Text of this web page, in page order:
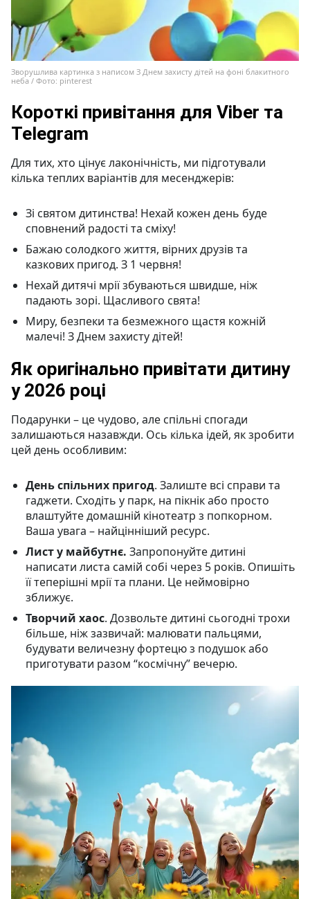
Зворушлива картинка з написом З Днем захисту дітей на фоні блакитного
неба / Фото: pinterest
Короткі привітання для Viber та
Telegram
Для тих, хто цінує лаконічність, ми підготували
кілька теплих варіантів для месенджерів:
Зі святом дитинства! Нехай кожен день буде
сповнений радості та сміху!
Бажаю солодкого життя, вірних друзів та
казкових пригод. З 1 червня!
Нехай дитячі мрії збуваються швидше, ніж
падають зорі. Щасливого свята!
Миру, безпеки та безмежного щастя кожній
малечі! З Днем захисту дітей!
Як оригінально привітати дитину
у 2026 році
Подарунки – це чудово, але спільні спогади
залишаються назавжди. Ось кілька ідей, як зробити
цей день особливим:
День спільних пригод. Залиште всі справи та
гаджети. Сходіть у парк, на пікнік або просто
влаштуйте домашній кінотеатр з попкорном.
Ваша увага – найцінніший ресурс.
Лист у майбутнє. Запропонуйте дитині
написати листа самій собі через 5 років. Опишіть
її теперішні мрії та плани. Це неймовірно
зближує.
Творчий хаос. Дозвольте дитині сьогодні трохи
більше, ніж зазвичай: малювати пальцями,
будувати величезну фортецю з подушок або
приготувати разом “космічну” вечерю.